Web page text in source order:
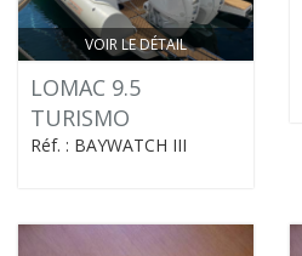
VOIR LE DÉTAIL
LOMAC 9.5
TURISMO
Réf. : BAYWATCH III